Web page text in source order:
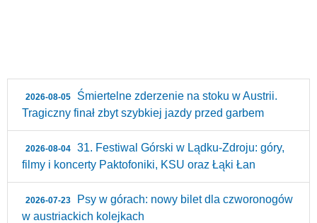
2026-08-05
Śmiertelne zderzenie na stoku w Austrii.
Tragiczny finał zbyt szybkiej jazdy przed garbem
2026-08-04
31. Festiwal Górski w Lądku-Zdroju: góry,
filmy i koncerty Paktofoniki, KSU oraz Łąki Łan
2026-07-23
Psy w górach: nowy bilet dla czworonogów
w austriackich kolejkach